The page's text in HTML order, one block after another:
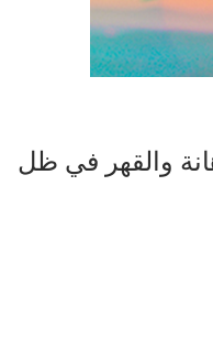
والقهر في ظل